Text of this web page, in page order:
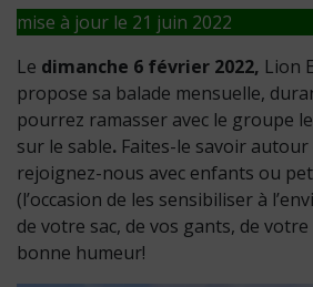
mise à jour le 21 juin 2022
Le dimanche 6 février 2022, Lion
propose sa balade mensuelle,
pourrez ramasser avec le groupe
sur le sable. Faites-le savoir
rejoignez-nous avec enfants ou
(l’occasion de les sensibiliser à
de votre sac, de vos gants, de
bonne humeur!